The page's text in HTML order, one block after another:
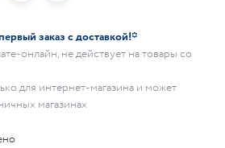
заказ с доставкой!*
онлайн, не действует на товары со
для интернет-магазина и может
магазинах